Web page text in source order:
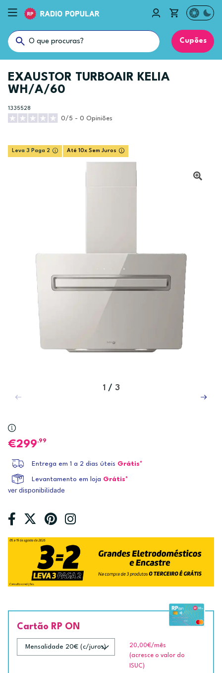
Cupões
EXAUSTOR TURBOAIR KELIA
WH/A/60
1335528
0/5 - 0 Opiniões
Leva 3 Paga 2 Até 10x Sem Juros
1 / 3
299,99
Entrega em 1 a 2 dias úteis Grátis*
Levantamento em loja Grátis*
ver disponibilidade
Cartão RP ON
20,00€/mês
(acresce o valor do
ISUC)